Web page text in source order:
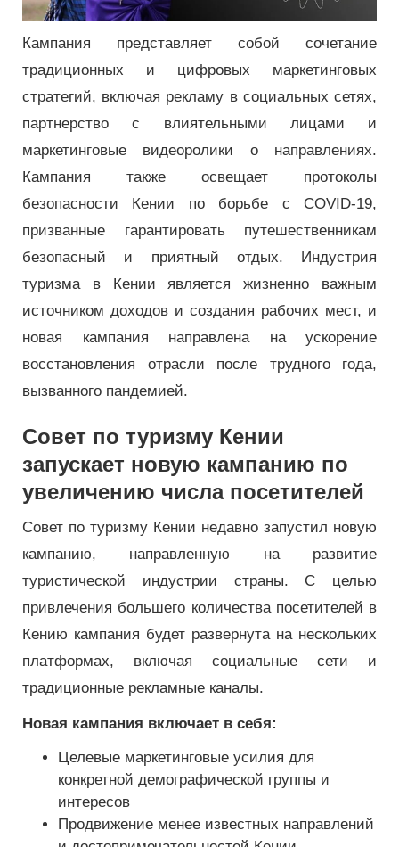
Кампания представляет собой сочетание
традиционных и цифровых маркетинговых
стратегий, включая рекламу в социальных сетях,
партнерство с влиятельными лицами и
маркетинговые видеоролики о направлениях.
Кампания также освещает протоколы
безопасности Кении по борьбе с COVID-19,
призванные гарантировать путешественникам
безопасный и приятный отдых. Индустрия
туризма в Кении является жизненно важным
источником доходов и создания рабочих мест, и
новая кампания направлена ​​на ускорение
восстановления отрасли после трудного года,
вызванного пандемией.
Совет по туризму Кении
запускает новую кампанию по
увеличению числа посетителей
Совет по туризму Кении недавно запустил новую
кампанию, направленную на развитие
туристической индустрии страны. С целью
привлечения большего количества посетителей в
Кению кампания будет развернута на нескольких
платформах, включая социальные сети и
традиционные рекламные каналы.
Новая кампания включает в себя:
Целевые маркетинговые усилия для
конкретной демографической группы и
интересов
Продвижение менее известных направлений